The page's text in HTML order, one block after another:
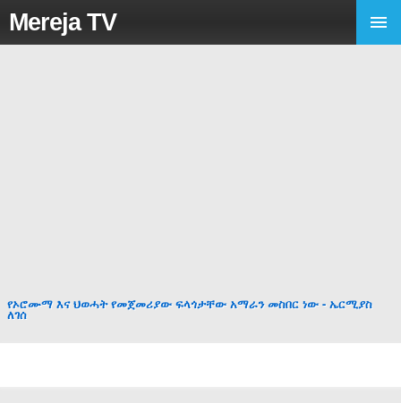
Mereja TV
የኦሮሙማ እና ህወሓት የመጀመሪያው ፍላጎታቸው አማራን መስበር ነው - ኤርሚያስ
ለገሰ